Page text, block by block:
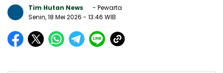
Tim Hutan News
- Pewarta
Senin, 18 Mei 2026 - 13:46 WIB